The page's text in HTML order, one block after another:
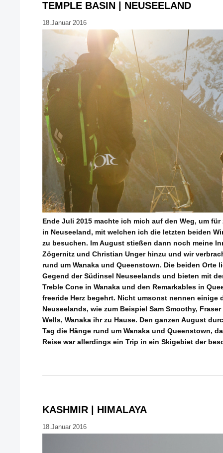
TEMPLE BASIN | NEUSEELAND
18.Januar 2016
Ende Juli 2015 machte ich mich auf den Weg, um
in Neuseeland, mit welchen ich die letzten beiden
zu besuchen. Im August stießen dann noch meine
Zögernitz und Christian Unger hinzu und wir
rund um Wanaka und Queenstown. Die beiden Orte
Gegend der Südinsel Neuseelands und bieten mit
Treble Cone in Wanaka und den Remarkables in
freeride Herz begehrt. Nicht umsonst nennen einige
Neuseelands, wie zum Beispiel Sam Smoothy,
Wells, Wanaka ihr zu Hause. Den ganzen August
Tag die Hänge rund um Wanaka und Queenstown,
Reise war allerdings ein Trip in ein Skigebiet der
KASHMIR | HIMALAYA
18.Januar 2016